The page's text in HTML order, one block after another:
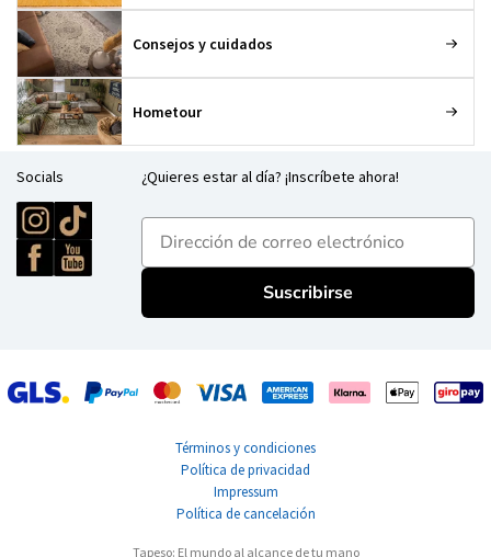
Consejos y cuidados
Hometour
Socials ¿Quieres estar al día? ¡Inscríbete ahora!
E-mailadres
Suscribirse
Términos y condiciones
Política de privacidad
Impressum
Política de cancelación
Tapeso: El mundo al alcance de tu mano